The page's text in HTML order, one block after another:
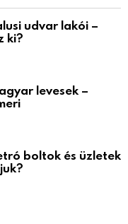
udvar lakói –
ki?
levesek –
boltok és üzletek